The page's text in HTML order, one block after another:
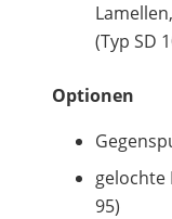
(Typ SD
Optionen
gelochte
95)